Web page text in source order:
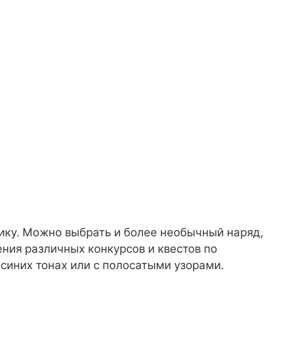
Можно выбрать и более необычный наряд,
различных конкурсов и квестов по
тонах или с полосатыми узорами.